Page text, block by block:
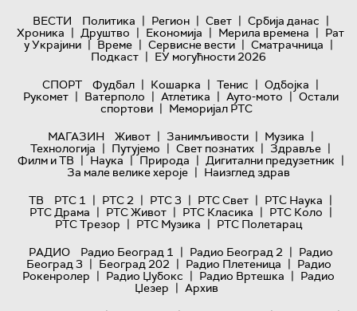
ВЕСТИ Политика | Регион | Свет | Србија данас |
Хроника | Друштво | Економија | Мерила времена | Рат
у Украјини | Време | Сервисне вести | Сматрачница |
Подкаст | ЕУ могућности 2026
СПОРТ
Фудбал | Кошарка | Тенис | Одбојка |
Рукомет | Ватерполо | Атлетика | Ауто-мото | Остали
спортови | Меморијал РТС
МАГАЗИН
Живот | Занимљивости | Музика |
Технологијa | Путујемо | Свет познатих | Здравље |
Филм и ТВ | Наука | Природа | Дигитални предузетник |
За мале велике хероје | Наизглед здрав
ТВ
РТС 1 | РТС 2 | РТС 3 | РТС Свет | РТС Наука |
РТС Драма | РТС Живот | РТС Класика | РТС Коло |
РТС Трезор | РТС Музика | РТС Полетарац
РАДИО
Радио Београд 1 | Радио Београд 2 | Радио
Београд 3 | Београд 202 | Радио Плетеница | Радио
Рокенролер | Радио Џубокс | Радио Вртешка | Радио
Џезер | Архив